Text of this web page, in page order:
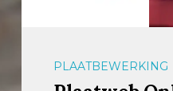
METAALBEWERKING